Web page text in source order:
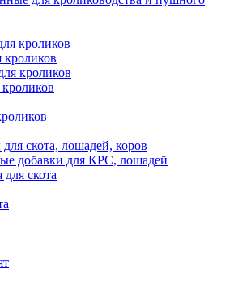
кроликов
кроликов
скота, лошадей, коров
добавки для КРС, лошадей
скота